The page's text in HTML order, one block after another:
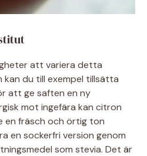
att variera detta
kan du till exempel tillsätta
att ge saften en ny
mot ingefära kan citron
en fräsch och örtig ton
en sockerfri version genom
som stevia. Det är